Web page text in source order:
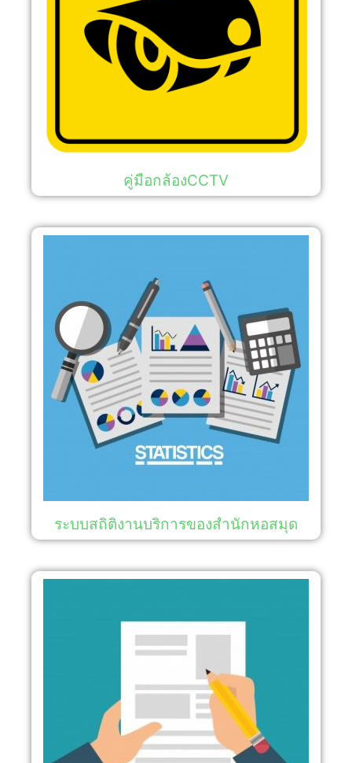
คู่มือกล้องCCTV
ระบบสถิติงานบริการของสำนักหอสมุด